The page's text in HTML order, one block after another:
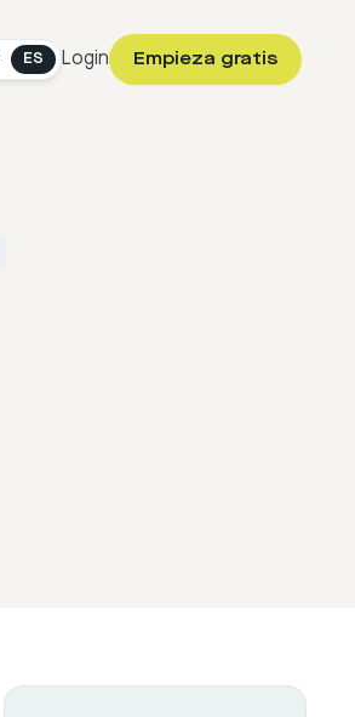
ES Login Empieza gratis